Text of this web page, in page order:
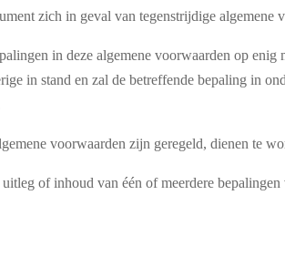
zich in geval van tegenstrijdige
in deze algemene voorwaarden op
in stand en zal de betreffende bepaling in
voorwaarden zijn geregeld, dienen te
of inhoud van één of meerdere